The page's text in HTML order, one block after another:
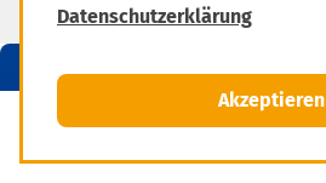
Mitglied werden
Datenschutzerklärung
Akzeptieren